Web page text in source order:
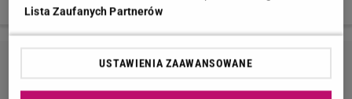
Lista Zaufanych Partnerów
USTAWIENIA ZAAWANSOWANE